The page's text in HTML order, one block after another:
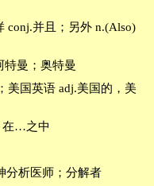
conj.并且；另外 n.(Also)
特曼；奥特曼
美国英语 adj.美国的，美
在…之中
分析医师；分解者